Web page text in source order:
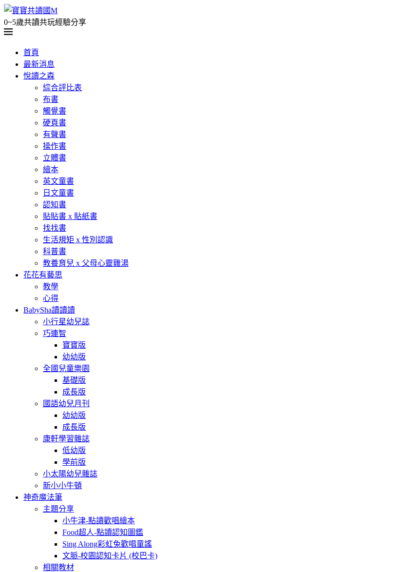
0~5歲共讀共玩經驗分享
首頁
最新消息
悅讀之森
綜合評比表
布書
觸覺書
硬頁書
有聲書
操作書
立體書
繪本
英文童書
日文童書
認知書
貼貼書 x 貼紙書
找找書
生活規矩 x 性別認識
科普書
教養育兒 x 父母心靈雞湯
花花有藝思
教學
心得
BabySha讀讀讀
小行星幼兒誌
巧連智
寶寶版
幼幼版
全國兒童樂園
基礎版
成長版
國語幼兒月刊
幼幼版
成長版
康軒學習雜誌
低幼版
學前版
小太陽幼兒雜誌
新小小牛頓
神奇魔法筆
主題分享
小牛津-點讀歡唱繪本
Food超人-點讀認知圖鑑
Sing Along彩虹兔歡唱童謠
文脈-校園認知卡片 (校巴卡)
相關教材